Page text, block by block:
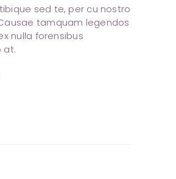
sed te, per cu nostro
tamquam legendos
nulla forensibus
at.